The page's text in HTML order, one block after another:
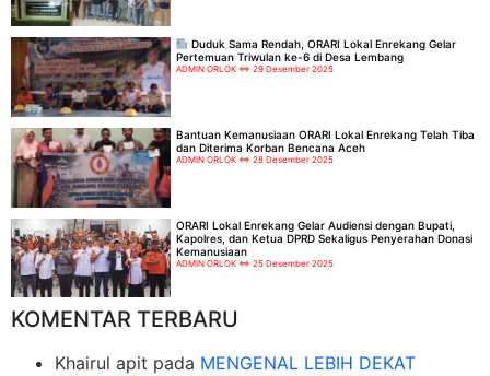
Duduk Sama Rendah, ORARI Lokal Enrekang Gelar
Pertemuan Triwulan ke-6 di Desa Lembang
ADMIN ORLOK 29 Desember 2025
Bantuan Kemanusiaan ORARI Lokal Enrekang Telah Tiba
dan Diterima Korban Bencana Aceh
ADMIN ORLOK 28 Desember 2025
ORARI Lokal Enrekang Gelar Audiensi dengan Bupati,
Kapolres, dan Ketua DPRD Sekaligus Penyerahan Donasi
Kemanusiaan
ADMIN ORLOK 25 Desember 2025
KOMENTAR TERBARU
Khairul apit pada MENGENAL LEBIH DEKAT